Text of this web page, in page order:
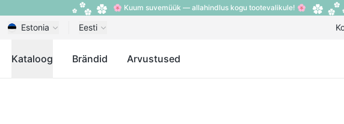
🌸 Kuum suvemüük — allahindlus kogu tootevalikule! 🌸
Estonia Eesti
Kataloog Brändid Arvustused